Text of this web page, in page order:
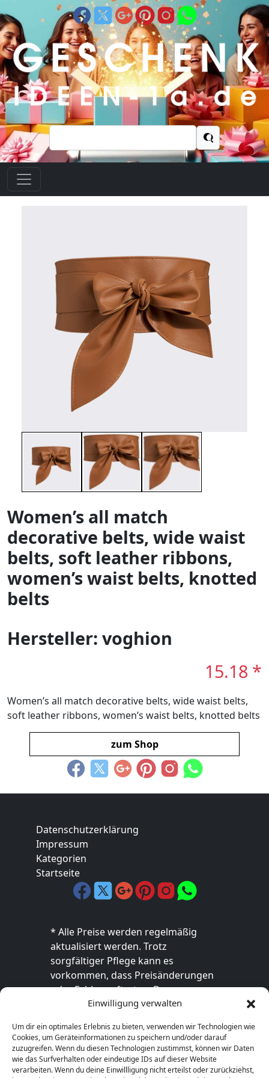
Einwilligung verwalten
Um dir ein optimales Erlebnis zu bieten, verwenden wir Technologien wie
Cookies, um Geräteinformationen zu speichern und/oder darauf
zuzugreifen. Wenn du diesen Technologien zustimmst, können wir Daten
wie das Surfverhalten oder eindeutige IDs auf dieser Website
verarbeiten. Wenn du deine Einwillligung nicht erteilst oder zurückziehst,
Suchen
nach:
Women’s all match
decorative belts, wide waist
belts, soft leather ribbons,
women’s waist belts, knotted
belts
Hersteller: voghion
15.18 *
Women’s all match decorative belts, wide waist belts,
soft leather ribbons, women’s waist belts, knotted belts
zum Shop
Datenschutzerklärung
Impressum
Kategorien
Startseite
* Alle Preise werden regelmäßig
aktualisiert werden. Trotz
sorgfältiger Pflege kann es
vorkommen, dass Preisänderungen
oder Fehler auftreten. Der
endgültige Preis sowie die
ausschließlich im jeweiligen Online-
Shop des Anbieters verbindlich. Bitte
überprüfe den Preis vor dem Kauf